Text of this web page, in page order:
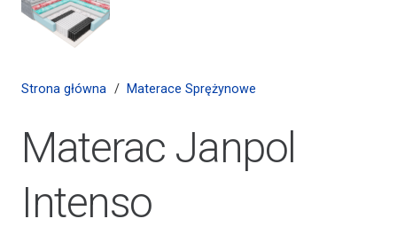
Strona główna / Materace Sprężynowe
Materac Janpol
Intenso